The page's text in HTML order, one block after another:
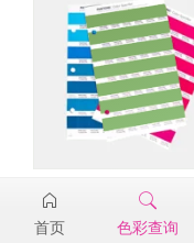
16-0237TPG
￥98
首页 色彩查询